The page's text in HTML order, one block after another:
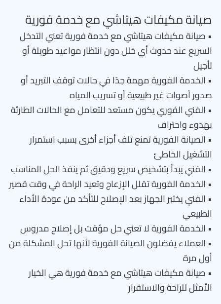
صيانة مكيفات هيتاشي مع خدمة فورية
• صيانة مكيفات هيتاشي مع خدمة فورية تعني التدخل
السريع عند حدوث أي خلل دون انتظار مواعيد طويلة أو
تأجيل
• الخدمة الفورية مهمة جدًا في حالات توقف التبريد أو
صدور أصوات غير طبيعية أو تسريب المياه
• الفني الفوري يكون مستعد للتعامل مع الحالات الطارئة
بهدوء واحتراف
• الصيانة الفورية تمنع تلف أجزاء أخرى بسبب استمرار
التشغيل الخاطئ
• الفني يبدأ بتشخيص سريع ودقيق ثم ينفذ الحل المناسب
• الخدمة الفورية تقلل الإزعاج وتعيد الراحة في وقت قصير
• الفني يختبر الجهاز بعد الإصلاح للتأكد من عودة الأداء
الطبيعي
• الخدمة الفورية لا تعني حل مؤقت بل إصلاح مدروس
• العملاء يفضلون الصيانة الفورية لأنها تحل المشكلة من
أول مرة
• صيانة مكيفات هيتاشي مع خدمة فورية هي الخيار
الأمثل للراحة والاستقرار